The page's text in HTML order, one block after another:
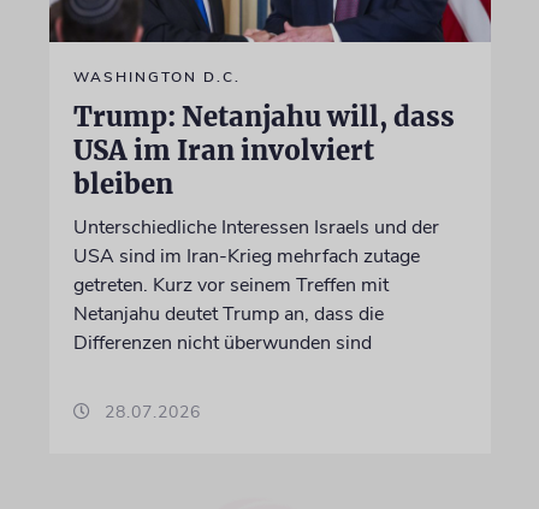
WASHINGTON D.C.
Trump: Netanjahu will, dass
USA im Iran involviert
bleiben
Unterschiedliche Interessen Israels und der
USA sind im Iran-Krieg mehrfach zutage
getreten. Kurz vor seinem Treffen mit
Netanjahu deutet Trump an, dass die
Differenzen nicht überwunden sind
28.07.2026